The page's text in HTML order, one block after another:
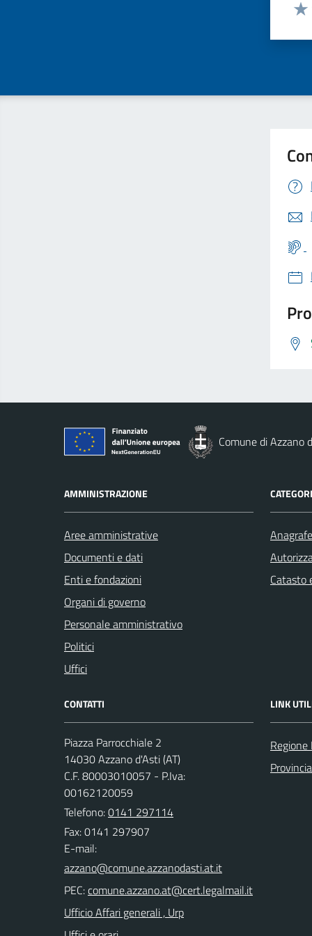
Comune di Azzano
AMMINISTRAZIONE
Aree amministrative
Documenti e dati
Enti e fondazioni
Organi di governo
Personale amministrativo
Politici
Uffici
Catasto
CONTATTI
Piazza Parrocchiale 2
14030 Azzano d'Asti (AT)
C.F. 80003010057 - P.Iva:
00162120059
Telefono:0141 297114
Fax: 0141 297907
E-mail:
PEC:
Ufficio Affari generali , Urp
LINK